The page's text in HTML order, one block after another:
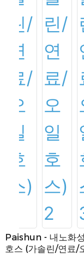
Paishun - 내노화
호스 (가솔린/연료/